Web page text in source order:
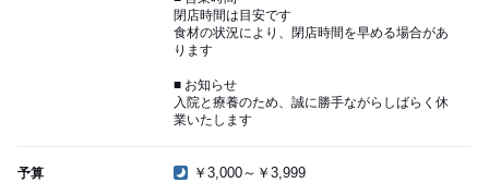
閉店時間は目安です
食材の状況により、閉店時間を早める場合があ
ります
■ お知らせ
入院と療養のため、誠に勝手ながらしばらく休
業いたします
予算 ￥3,000～￥3,999